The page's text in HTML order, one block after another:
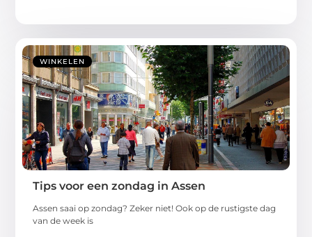
WINKELEN
Tips voor een zondag in Assen
Assen saai op zondag? Zeker niet! Ook op de rustigste dag
van de week is